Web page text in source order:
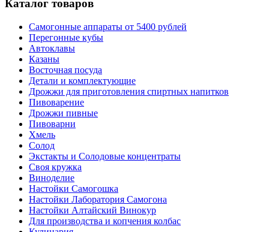
Каталог товаров
Самогонные аппараты от 5400 рублей
Перегонные кубы
Автоклавы
Казаны
Восточная посуда
Детали и комплектующие
Дрожжи для приготовления спиртных напитков
Пивоварение
Дрожжи пивные
Пивоварни
Хмель
Солод
Экстакты и Солодовые концентраты
Своя кружка
Виноделие
Настойки Самогошка
Настойки Лаборатория Самогона
Настойки Алтайский Винокур
Для производства и копчения колбас